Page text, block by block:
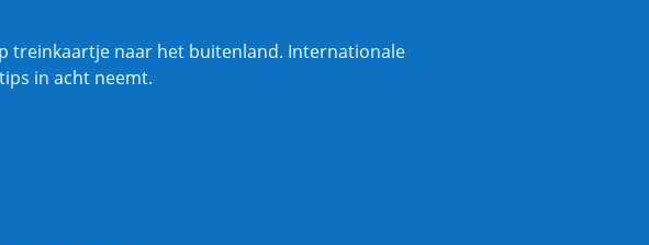
treinkaartje naar het buitenland. Internationale
in acht neemt.